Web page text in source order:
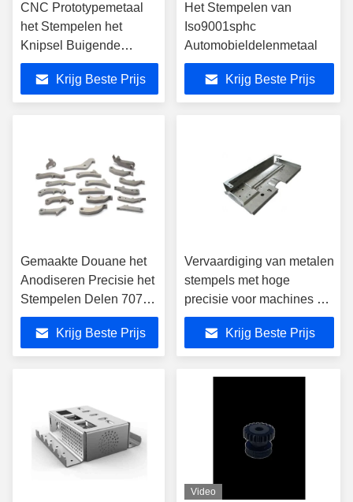
CNC Prototypemetaal
het Stempelen het
Knipsel Buigende
Vervaardiging van de
DelenlaserKrijg Beste Prijs
Het Stempelen van
Iso9001sphc
Automobieldelenmetaal
Krijg Beste Prijs
Gemaakte Douane het
Anodiseren Precisie het
Stempelen Delen 7075
Aluminium voor de
Aanpassing van Delen
Krijg Beste Prijs
Vervaardiging van metalen
stempels met hoge
precisie voor machines en
elektronica
Krijg Beste Prijs
Video